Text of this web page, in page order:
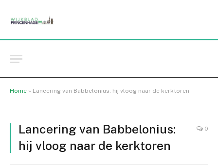
Home » Lancering van Babbelonius: hij vloog naar de kerktoren
Lancering van Babbelonius:
hij vloog naar de kerktoren
0